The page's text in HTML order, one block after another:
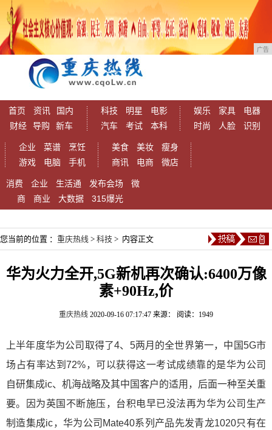
广告
首页 资讯
国内
财经
导购 新车
科技 明星
电影
汽车
考试 本科
娱乐 家具
电器
时尚
人脸 识别
企业 菜谱
烹饪
游戏
电脑 手机
美食 美妆
瘦身
商讯
电商 微店
消费 企业 生活通 发布会场
微
商
商业 大数据 315爆光
您当前的位置 ： 重庆热线 > 科技 > 内容正文
华为火力全开,5G新机再次确认:6400万像
素+90Hz,价
重庆热线 2020-09-16 07:17:47 来源： 阅读：1949
上半年度华为公司取得了4、5两月的全世界第一，中国5G市
场占有率达到72%，可以获得这一考试成绩靠的是华为公司
自研集成ic、机海战略及其中国客户的适用，后面一种至关重
要。因为英国不断施压，台积电早已没法再为华为公司生产
制造集成ic，华为公司Mate40系列产品先发青龙1020只有在